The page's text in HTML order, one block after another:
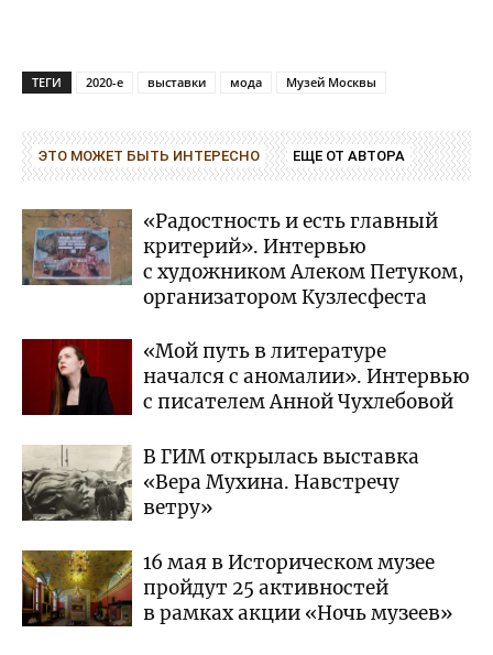
ТЕГИ 2020-е выставки мода Музей Москвы
ЭТО МОЖЕТ БЫТЬ ИНТЕРЕСНО ЕЩЕ ОТ АВТОРА
«Радостность и есть главный
критерий». Интервью
с художником Алеком Петуком,
организатором Кузлесфеста
«Мой путь в литературе
начался с аномалии». Интервью
с писателем Анной Чухлебовой
В ГИМ открылась выставка
«Вера Мухина. Навстречу
ветру»
16 мая в Историческом музее
пройдут 25 активностей
в рамках акции «Ночь музеев»